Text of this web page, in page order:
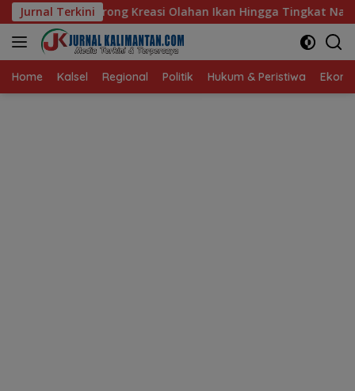
Langsung
ke
konten
Jurnal Terkini
Olahan Ikan Hingga Tingkat Nasional Pada Lomba Masak
Home Kalsel Regional Politik Hukum & Peristiwa